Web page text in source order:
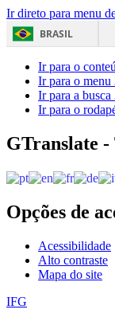
Ir direto para menu
BRASIL
Ir para o
Ir para o menu
Ir para a busca
Ir para o
GTranslate -
Opções de
Acessibilidade
Alto contraste
Mapa do site
IFG